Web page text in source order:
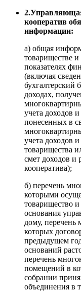
кооператив
информации:
а) общая
товариществе
показателях
(включая
бухгалтерский
доходах,
учета доходов
понесенных в
учета доходов
товарищества
смет доходов и
кооператива);
б) перечень
которыми
товарищество и
основания
дому,
которых
предыдущем
оснований
перечень
помещений в
собрании
объединения в